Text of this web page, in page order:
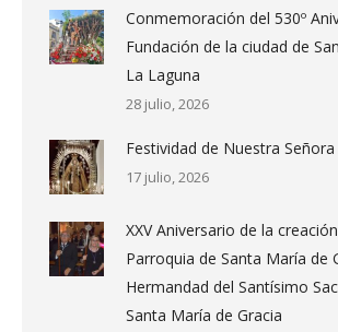
Conmemoración del 530º
Fundación de la ciudad de
La Laguna
28 julio, 2026
Festividad de Nuestra
17 julio, 2026
XXV Aniversario de la
Parroquia de Santa María de
Hermandad del Santísimo
Santa María de Gracia